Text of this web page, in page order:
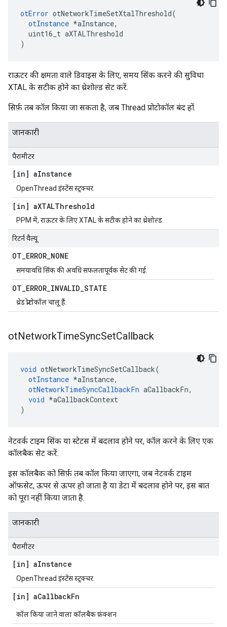
otError otNetworkTimeSetXtalThreshold(
otInstance *aInstance,
uint16_t aXTALThreshold
)
राऊटर की क्षमता वाले डिवाइस के लिए, समय सिंक करने की सुविधा
XTAL के सटीक होने का थ्रेशोल्ड सेट करें.
सिर्फ़ तब कॉल किया जा सकता है, जब Thread प्रोटोकॉल बंद हों.
जानकारी
पैरामीटर
[in] aInstance
OpenThread इंस्टेंस स्ट्रक्चर.
[in] aXTALThreshold
PPM में, राऊटर के लिए XTAL के सटीक होने का थ्रेशोल्ड.
रिटर्न वैल्यू
OT_ERROR_NONE
समयावधि सिंक की अवधि सफलतापूर्वक सेट की गई.
OT_ERROR_INVALID_STATE
थ्रेड प्रोटोकॉल चालू हैं.
otNetworkTimeSyncSetCallback
void otNetworkTimeSyncSetCallback(
otInstance *aInstance,
otNetworkTimeSyncCallbackFn aCallbackFn,
void *aCallbackContext
)
नेटवर्क टाइम सिंक या स्टेटस में बदलाव होने पर, कॉल करने के लिए एक
कॉलबैक सेट करें.
इस कॉलबैक को सिर्फ़ तब कॉल किया जाएगा, जब नेटवर्क टाइम
ऑफ़सेट, ऊपर से ऊपर हो जाता है या डेटा में बदलाव होने पर, इस बात
को पूरा नहीं किया जाता है.
जानकारी
पैरामीटर
[in] aInstance
OpenThread इंस्टेंस स्ट्रक्चर.
[in] aCallbackFn
कॉल किया जाने वाला कॉलबैक फ़ंक्शन